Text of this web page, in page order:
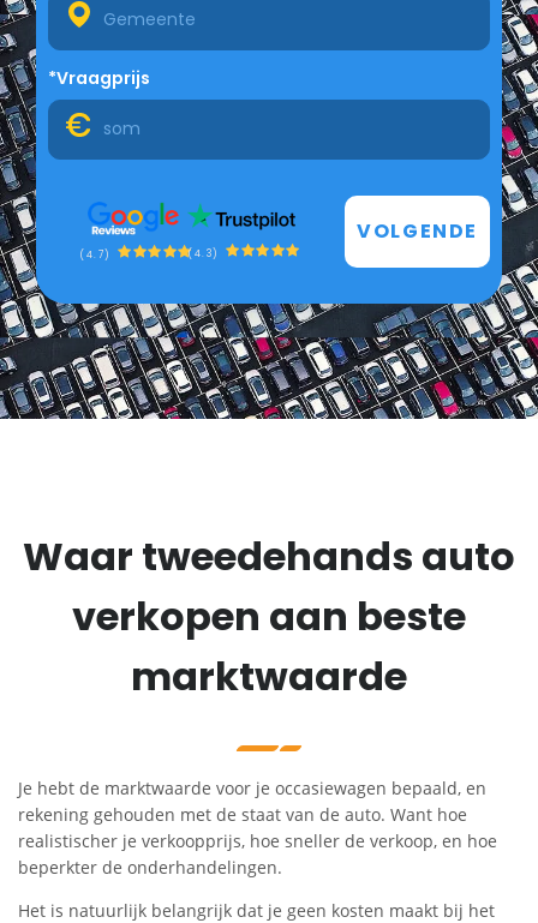
*Vraagprijs
(4.7) (4.3)
VOLGENDE
Waar tweedehands auto
verkopen aan beste
marktwaarde
Je hebt de marktwaarde voor je occasiewagen bepaald, en
rekening gehouden met de staat van de auto. Want hoe
realistischer je verkoopprijs, hoe sneller de verkoop, en hoe
beperkter de onderhandelingen.
Het is natuurlijk belangrijk dat je geen kosten maakt bij het